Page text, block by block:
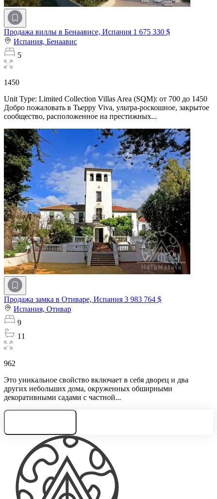
Продажа виллы в Бенаависе, Испания 1 675 330 $
Испания, Бенаавис
5
1450
Unit Type: Limited Collection Villas Area (SQM): от 700 до 1450
Добро пожаловать в Тьерру Viva, ультра-роскошное, закрытое
сообщество, расположенное на престижных...
Продажа замка в Отиваре, Испания 3 983 764 $
Испания, Отивар
9
11
962
Это уникальное свойство включает в себя дворец и два
других небольших дома, окруженных обширными
декоративными садами с частной...